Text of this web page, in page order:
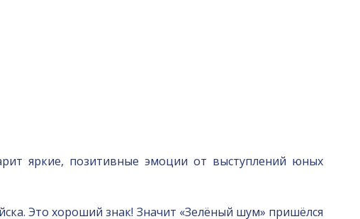
яркие, позитивные эмоции от выступлений юных
Это хороший знак! Значит «Зелёный шум» пришёлся